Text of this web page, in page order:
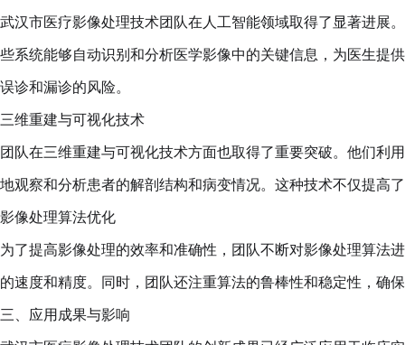
武汉市医疗影像处理技术团队在人工智能领域取得了显著进展
些系统能够自动识别和分析医学影像中的关键信息，为医生提
误诊和漏诊的风险。
三维重建与可视化技术
团队在三维重建与可视化技术方面也取得了重要突破。他们利
地观察和分析患者的解剖结构和病变情况。这种技术不仅提高
影像处理算法优化
为了提高影像处理的效率和准确性，团队不断对影像处理算法
的速度和精度。同时，团队还注重算法的鲁棒性和稳定性，确
三、应用成果与影响